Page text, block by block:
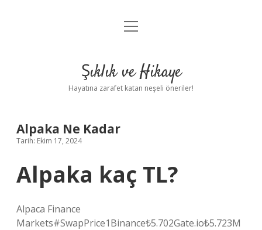
Anasayfa
Yasal Uyarı
menüyü
Şıklık ve Hikaye
Hayatına zarafet katan neşeli öneriler!
Alpaka Ne Kadar
Tarih: Ekim 17, 2024
Alpaka kaç TL?
Alpaca Finance
Markets#SwapPrice1Binance₺5.702Gate.io₺5.723M